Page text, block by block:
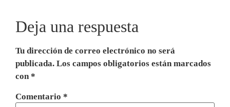
Deja una respuesta
Tu dirección de correo electrónico no será
publicada. Los campos obligatorios están marcados
con *
Comentario *